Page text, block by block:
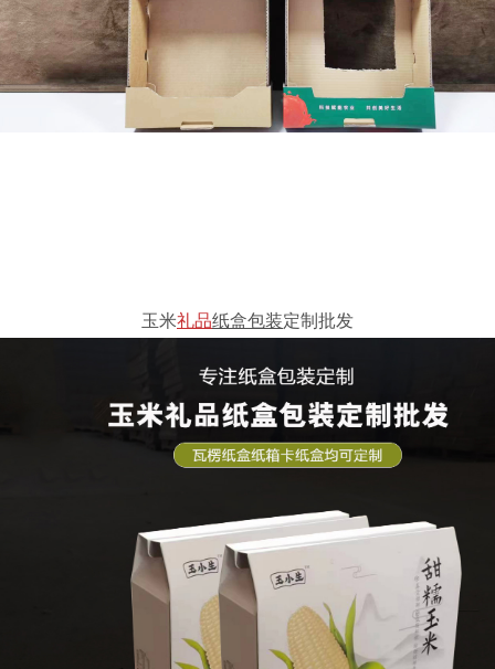
玉米礼品纸盒包装定制批发